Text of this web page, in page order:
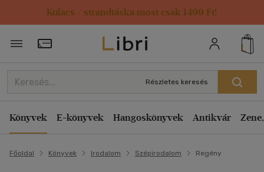
Kulacs / strandtáska most csak 1499 Ft!
Törzsvásárlói Kártya adatai
Részletes keresés
Könyvek E-könyvek Hangoskönyvek Antikvár
Főoldal Könyvek Irodalom Szépirodalom Regény